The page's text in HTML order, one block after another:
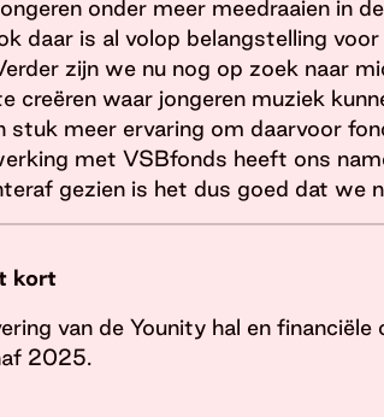
onder meer meedraaien in
daar is al volop belangstelling
zijn we nu nog op zoek naar
creëren waar jongeren muziek
stuk meer ervaring om daarvoor
met VSBfonds heeft ons
gezien is het dus goed dat we
kort
van de Younity hal en
2025.